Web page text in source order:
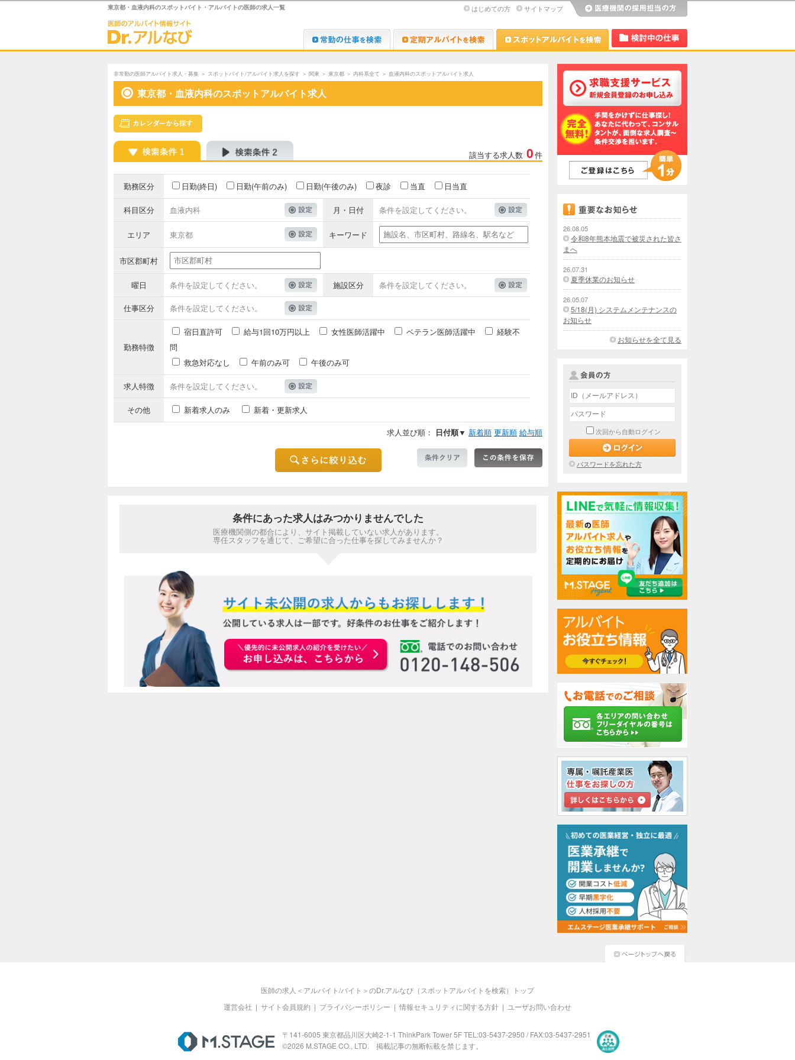
東京都・血液内科のスポットバイト・アルバイトの医師の求人一覧 はじめての方 サイトマップ
Dr.転職なび Dr.アルなび Dr.アルなび
非常勤の医師アルバイト求人・募集 ＞ スポットバイト/アルバイト求人を探す ＞ 関東 ＞ 東京都 ＞ 内科系全て ＞ 血液内科のスポットアルバイト求人
東京都・血液内科のスポットアルバイト求人
該当する求人数 0件
勤務区分 日勤(終日) 日勤(午前のみ) 日勤(午後のみ) 夜診 当直 日当直
科目区分 血液内科 月・日付 条件を設定してください。
エリア 東京都 キーワード
市区郡町村
曜日 条件を設定してください。 施設区分 条件を設定してください。
仕事区分 条件を設定してください。
勤務特徴
宿日直許可 給与1回10万円以上 女性医師活躍中 ベテラン医師活躍中
経験不
問
救急対応なし
午前のみ可 午後のみ可
求人特徴 条件を設定してください。
その他 新着求人のみ
新着・更新求人
求人並び順： 日付順▼ 新着順 更新順 給与順
条件にあった求人はみつかりませんでした
医療機関側の都合により、サイト掲載していない求人があります。
専任スタッフを通じて、ご希望に合った仕事を探してみませんか？
お申込みはこちらから
26.08.05
令和8年熊本地震で被災された皆さ
まへ
26.07.31
夏季休業のお知らせ
26.05.07
5/18(月) システムメンテナンスの
お知らせ
お知らせを全て見る
次回から自動ログイン
パスワードを忘れた方
医師の求人＜アルバイト/バイト＞のDr.アルなび（スポットアルバイトを検索）トップ
運営会社 | サイト会員規約 | プライバシーポリシー | 情報セキュリティに関する方針 | ユーザお問い合わせ
M.STAGE
〒141-6005 東京都品川区大崎2-1-1 ThinkPark Tower 5F TEL:03-5437-2950 / FAX:03-5437-2951
©2026 M.STAGE CO., LTD. 掲載記事の無断転載を禁じます。